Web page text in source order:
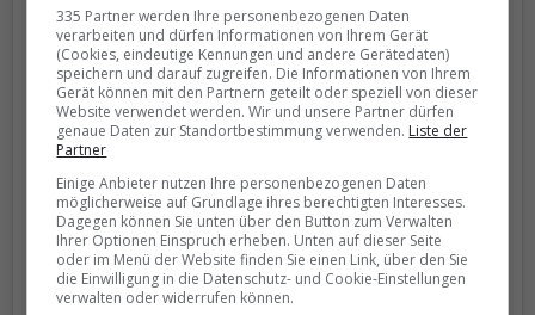
View this post on Instagram
335 Partner werden Ihre personenbezogenen Daten
verarbeiten und dürfen Informationen von Ihrem Gerät
(Cookies, eindeutige Kennungen und andere Gerätedaten)
speichern und darauf zugreifen. Die Informationen von Ihrem
Gerät können mit den Partnern geteilt oder speziell von dieser
Website verwendet werden. Wir und unsere Partner dürfen
genaue Daten zur Standortbestimmung verwenden. Liste der
Partner
Einige Anbieter nutzen Ihre personenbezogenen Daten
möglicherweise auf Grundlage ihres berechtigten Interesses.
Dagegen können Sie unten über den Button zum Verwalten
Ihrer Optionen Einspruch erheben. Unten auf dieser Seite
oder im Menü der Website finden Sie einen Link, über den Sie
die Einwilligung in die Datenschutz- und Cookie-Einstellungen
verwalten oder widerrufen können.